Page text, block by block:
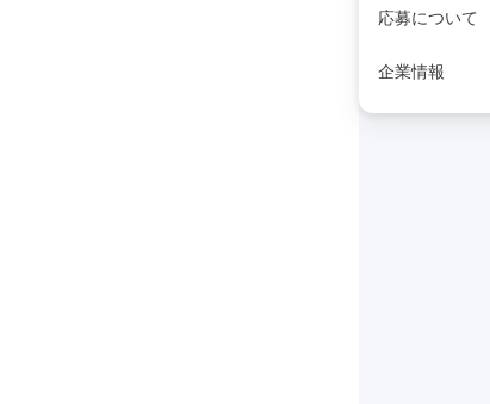
応募について
企業情報